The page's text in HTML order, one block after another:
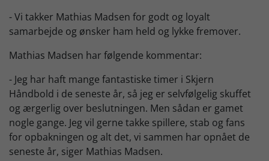
- Vi takker Mathias Madsen for godt og loyalt
samarbejde og ønsker ham held og lykke fremover.
Mathias Madsen har følgende kommentar:
- Jeg har haft mange fantastiske timer i Skjern
Håndbold i de seneste år, så jeg er selvfølgelig skuffet
og ærgerlig over beslutningen. Men sådan er gamet
nogle gange. Jeg vil gerne takke spillere, stab og fans
for opbakningen og alt det, vi sammen har opnået de
seneste år, siger Mathias Madsen.